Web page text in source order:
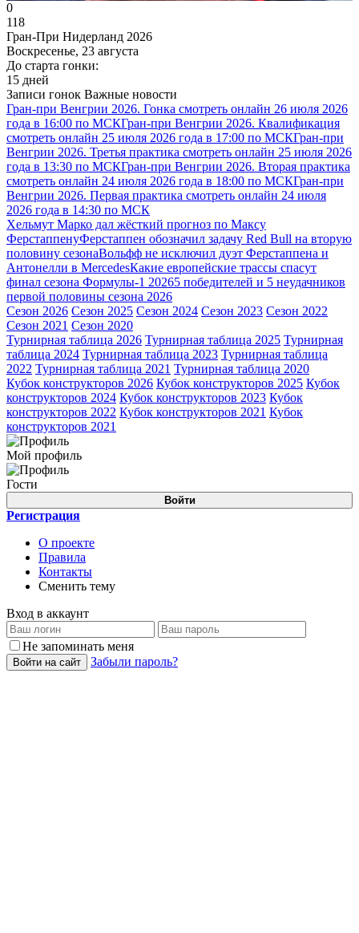
0
118
Гран-При Нидерланд 2026
Воскресенье, 23 августа
До старта гонки:
15 дней
Записи гонок Важные новости
Гран-при Венгрии 2026. Гонка смотреть онлайн 26 июля 2026
года в 16:00 по МСКГран-при Венгрии 2026. Квалификация
смотреть онлайн 25 июля 2026 года в 17:00 по МСКГран-при
Венгрии 2026. Третья практика смотреть онлайн 25 июля 2026
года в 13:30 по МСКГран-при Венгрии 2026. Вторая практика
смотреть онлайн 24 июля 2026 года в 18:00 по МСКГран-при
Венгрии 2026. Первая практика смотреть онлайн 24 июля
2026 года в 14:30 по МСК
Хельмут Марко дал жёсткий прогноз по Максу
ФерстаппенуФерстаппен обозначил задачу Red Bull на вторую
половину сезонаВольфф не исключил дуэт Ферстаппена и
Антонелли в MercedesКакие европейские трассы спасут
финал сезона Формулы-1 20265 победителей и 5 неудачников
первой половины сезона 2026
Сезон 2026 Сезон 2025 Сезон 2024 Сезон 2023 Сезон 2022
Сезон 2021 Сезон 2020
Турнирная таблица 2026 Турнирная таблица 2025 Турнирная
таблица 2024 Турнирная таблица 2023 Турнирная таблица
2022 Турнирная таблица 2021 Турнирная таблица 2020
Кубок конструкторов 2026 Кубок конструкторов 2025 Кубок
конструкторов 2024 Кубок конструкторов 2023 Кубок
конструкторов 2022 Кубок конструкторов 2021 Кубок
конструкторов 2021
Мой профиль
Гости
Войти
Регистрация
О проекте
Правила
Контакты
Сменить тему
Вход в аккаунт
Не запоминать меня
Войти на сайт Забыли пароль?